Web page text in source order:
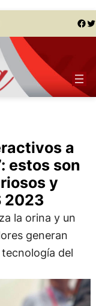
Facebook Twitter
a
estos son
y
2023
la orina y un
generan
del